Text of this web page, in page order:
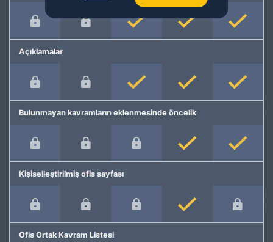
Açıklamalar
Bulunmayan kavramların eklenmesinde öncelik
Kişiselleştirilmiş ofis sayfası
Ofis Ortak Kavram Listesi